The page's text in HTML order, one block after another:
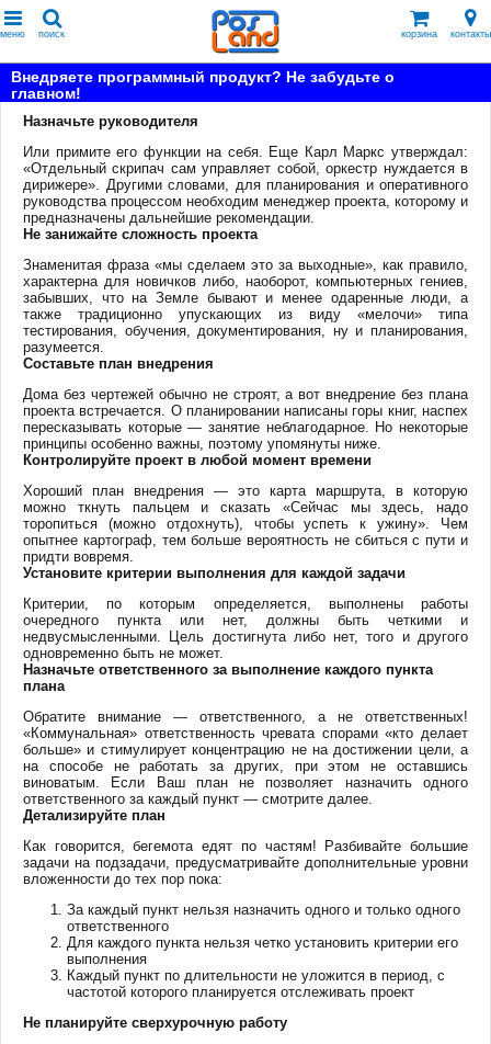
меню поиск корзина контакты
Внедряете программный продукт? Не забудьте о
главном!
Назначьте руководителя
Или примите его функции на себя. Еще Карл Маркс утверждал:
«Отдельный скрипач сам управляет собой, оркестр нуждается в
дирижере». Другими словами, для планирования и оперативного
руководства процессом необходим менеджер проекта, которому и
предназначены дальнейшие рекомендации.
Не занижайте сложность проекта
Знаменитая фраза «мы сделаем это за выходные», как правило,
характерна для новичков либо, наоборот, компьютерных гениев,
забывших, что на Земле бывают и менее одаренные люди, а
также традиционно упускающих из виду «мелочи» типа
тестирования, обучения, документирования, ну и планирования,
разумеется.
Составьте план внедрения
Дома без чертежей обычно не строят, а вот внедрение без плана
проекта встречается. О планировании написаны горы книг, наспех
пересказывать которые — занятие неблагодарное. Но некоторые
принципы особенно важны, поэтому упомянуты ниже.
Контролируйте проект в любой момент времени
Хороший план внедрения — это карта маршрута, в которую
можно ткнуть пальцем и сказать «Сейчас мы здесь, надо
торопиться (можно отдохнуть), чтобы успеть к ужину». Чем
опытнее картограф, тем больше вероятность не сбиться с пути и
придти вовремя.
Установите критерии выполнения для каждой задачи
Критерии, по которым определяется, выполнены работы
очередного пункта или нет, должны быть четкими и
недвусмысленными. Цель достигнута либо нет, того и другого
одновременно быть не может.
Назначьте ответственного за выполнение каждого пункта
плана
Обратите внимание — ответственного, а не ответственных!
«Коммунальная» ответственность чревата спорами «кто делает
больше» и стимулирует концентрацию не на достижении цели, а
на способе не работать за других, при этом не оставшись
виноватым. Если Ваш план не позволяет назначить одного
ответственного за каждый пункт — смотрите далее.
Детализируйте план
Как говорится, бегемота едят по частям! Разбивайте большие
задачи на подзадачи, предусматривайте дополнительные уровни
вложенности до тех пор пока:
За каждый пункт нельзя назначить одного и только одного
ответственного
Для каждого пункта нельзя четко установить критерии его
выполнения
Каждый пункт по длительности не уложится в период, с
частотой которого планируется отслеживать проект
Не планируйте сверхурочную работу